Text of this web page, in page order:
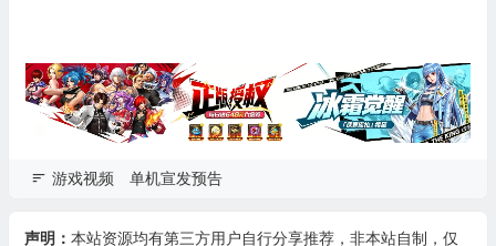
游戏视频 单机宣发预告
声明： 本站资源均有第三方用户自行分享推荐，非本站自制，仅